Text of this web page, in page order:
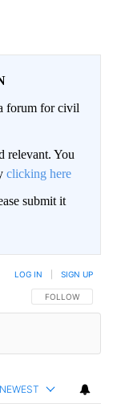
forum for civil
relevant. You
clicking here
submit it
FOLLOW THIS
FOLLOW
LOG IN SIGN UP
NEWEST